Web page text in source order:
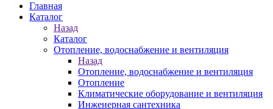
Главная
Каталог
Назад
Каталог
Отопление, водоснабжение и вентиляция
Назад
Отопление, водоснабжение и вентиляция
Отопление
Климатические оборудование и вентиляция
Инженерная сантехника